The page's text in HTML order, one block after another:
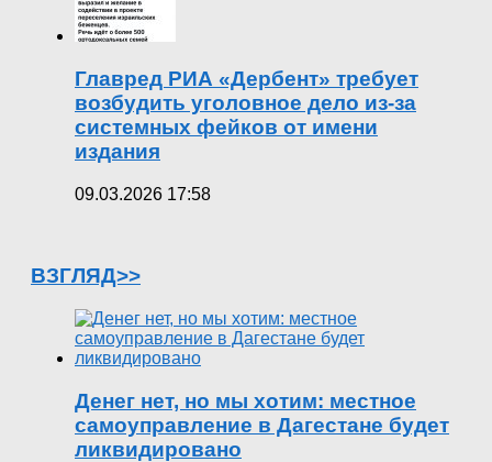
Главред РИА «Дербент» требует
возбудить уголовное дело из-за
системных фейков от имени
издания
09.03.2026 17:58
ВЗГЛЯД>>
Денег нет, но мы хотим: местное
самоуправление в Дагестане будет
ликвидировано